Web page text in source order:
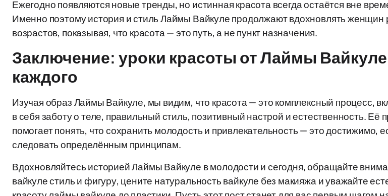
Ежегодно появляются новые тренды, но истинная красота всегда остаётся вне
Именно поэтому история и стиль Лаймы Вайкуле продолжают вдохновлять женщин
возрастов, показывая, что красота — это путь, а не пункт назначения.
Заключение: уроки красоты от Лаймы
каждого
Изучая образ Лаймы Вайкуле, мы видим, что красота — это комплексный процесс,
в себя заботу о теле, правильный стиль, позитивный настрой и естественность. Её
помогает понять, что сохранить молодость и привлекательность — это достижимо,
следовать определённым принципам.
Вдохновляйтесь историей Лаймы Вайкуле в молодости и сегодня, обращайте
вайкуле стиль и фигуру, цените натуральность вайкуле без макияжа и уважайте